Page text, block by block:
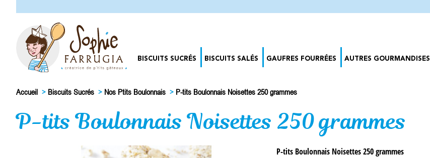
BISCUITS SUCRÉS BISCUITS SALÉS GAUFRES FOURRÉES AUTRES GOURMANDISES
Accueil > Biscuits Sucrés > Nos Ptits Boulonnais > P-tits Boulonnais Noisettes 250 grammes
P-tits Boulonnais Noisettes 250 grammes
P-tits Boulonnais Noisettes 250 grammes